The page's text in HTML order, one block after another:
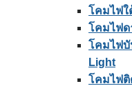
โคมไฟใ
โคมไฟด
โคมไฟบั
Light
โคมไฟติ